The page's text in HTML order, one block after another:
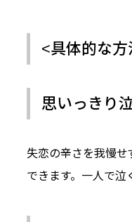
<具体的な方
思いっきり
失恋の辛さを我慢せ
できます。一人で泣